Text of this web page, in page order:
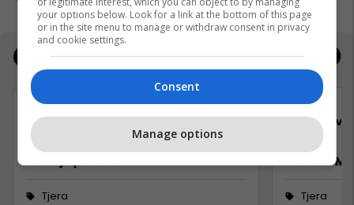
Real Estate
Viva Fresh Store
Përvojë praktike
Tjera
Pranues
Tjera
your options below. Look for a link at the bottom of this page
or in the site menu to manage or withdraw consent in privacy
and cookie settings.
Consent
Manage options